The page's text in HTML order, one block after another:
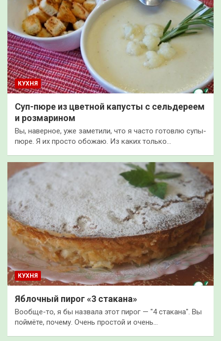
КУХНЯ
Суп-пюре из цветной капусты с сельдереем
и розмарином
Вы, наверное, уже заметили, что я часто готовлю супы-
пюре. Я их просто обожаю. Из каких только…
КУХНЯ
Яблочный пирог «3 стакана»
Вообще-то, я бы назвала этот пирог — "4 стакана". Вы
поймёте, почему. Очень простой и очень…